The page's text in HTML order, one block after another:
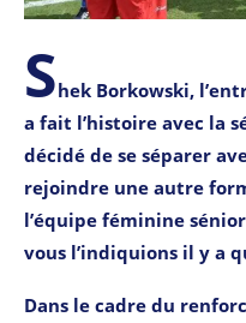
Shek Borkowski,
a fait l’histoire avec la
décidé de se séparer
rejoindre une autre
l’équipe féminine
vous l’indiquions il y a
Dans le cadre du